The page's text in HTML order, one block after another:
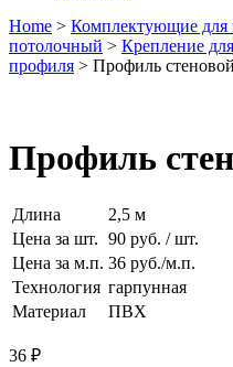
Home > Комплектующие для
потолочный > Крепление
профиля > Профиль
Профиль
Длина
2,5 м
Цена за шт. 90 руб. / шт.
Цена за м.п. 36 руб./м.п.
Технология гарпунная
Материал
ПВХ
36 ₽